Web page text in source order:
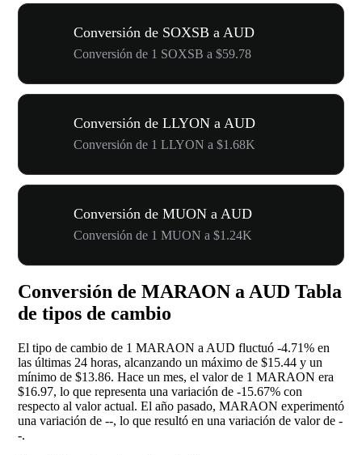
Conversión de SOXSB a AUD
Conversión de 1 SOXSB a $59.78
Conversión de LLYON a AUD
Conversión de 1 LLYON a $1.68K
Conversión de MUON a AUD
Conversión de 1 MUON a $1.24K
Conversión de MARAON a AUD Tabla
de tipos de cambio
El tipo de cambio de 1 MARAON a AUD fluctuó -4.71% en
las últimas 24 horas, alcanzando un máximo de $15.44 y un
mínimo de $13.86. Hace un mes, el valor de 1 MARAON era
$16.97, lo que representa una variación de -15.67% con
respecto al valor actual. El año pasado, MARAON experimentó
una variación de --, lo que resultó en una variación de valor de -
-.